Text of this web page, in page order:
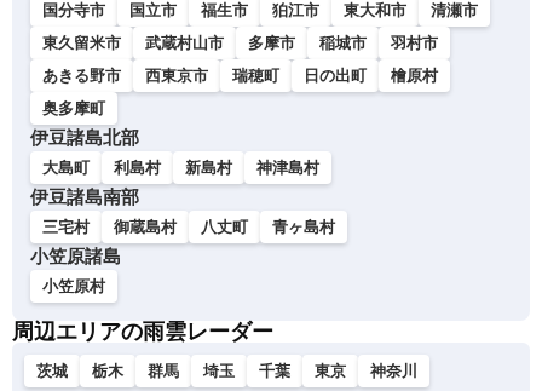
国分寺市
国立市 福生市 狛江市 東大和市
清瀬市
東久留米市
武蔵村山市 多摩市 稲城市
羽村市
あきる野市
西東京市 瑞穂町 日の出町
檜原村
奥多摩町
伊豆諸島北部
大島町 利島村 新島村 神津島村
伊豆諸島南部
三宅村 御蔵島村 八丈町 青ヶ島村
小笠原諸島
小笠原村
周辺エリアの雨雲レーダー
茨城 栃木 群馬 埼玉 千葉 東京 神奈川